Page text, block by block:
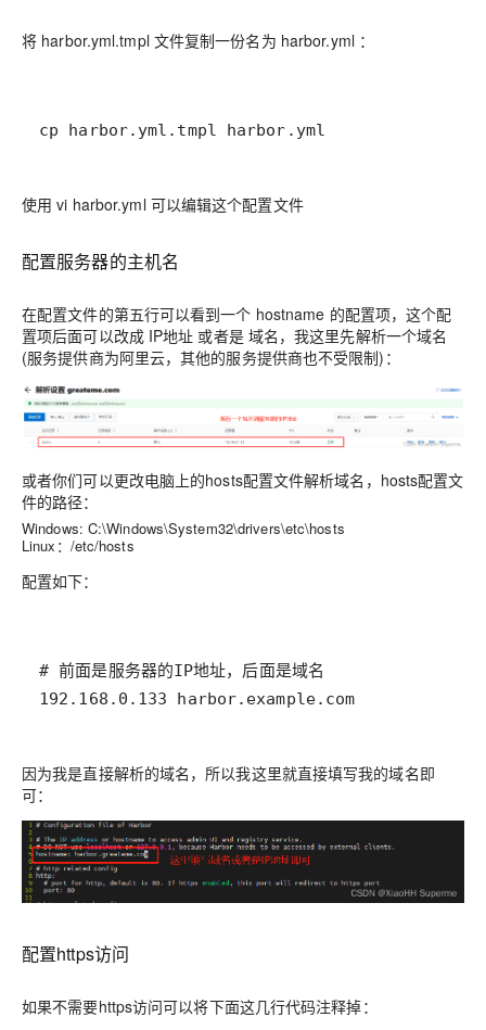
将 harbor.yml.tmpl 文件复制一份名为 harbor.yml ：
cp harbor.yml.tmpl harbor.yml
使用 vi harbor.yml 可以编辑这个配置文件
配置服务器的主机名
在配置文件的第五行可以看到一个 hostname 的配置项，这个配
置项后面可以改成 IP地址 或者是 域名，我这里先解析一个域名
(服务提供商为阿里云，其他的服务提供商也不受限制)：
或者你们可以更改电脑上的hosts配置文件解析域名，hosts配置文
件的路径：
Windows: C:\Windows\System32\drivers\etc\hosts
Linux：/etc/hosts
配置如下：
192.168.0.133 harbor.example.com
因为我是直接解析的域名，所以我这里就直接填写我的域名即
可：
配置https访问
如果不需要https访问可以将下面这几行代码注释掉：